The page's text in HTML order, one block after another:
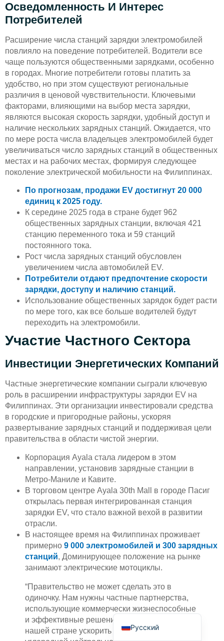
Осведомленность И Интерес
Потребителей
Расширение числа станций зарядки электромобилей
повлияло на поведение потребителей. Водители все
чаще пользуются общественными зарядками, особенно
в городах. Многие потребители готовы платить за
удобство, но при этом существуют региональные
различия в ценовой чувствительности. Ключевыми
факторами, влияющими на выбор места зарядки,
являются высокая скорость зарядки, удобный доступ и
наличие нескольких зарядных станций. Ожидается, что
по мере роста числа владельцев электромобилей будет
увеличиваться число зарядных станций в общественных
местах и на рабочих местах, формируя следующее
поколение электрической мобильности на Филиппинах.
По прогнозам, продажи EV достигнут 20 000
единиц к 2025 году.
К середине 2025 года в стране будет 962
общественных зарядных станции, включая 421
станцию переменного тока и 59 станций
постоянного тока.
Рост числа зарядных станций обусловлен
увеличением числа автомобилей EV.
Потребители отдают предпочтение скорости
зарядки, доступу и наличию станций.
Использование общественных зарядок будет расти
по мере того, как все больше водителей будут
переходить на электромобили.
Участие Частного Сектора
Инвестиции Энергетических Компаний
Частные энергетические компании сыграли ключевую
роль в расширении инфраструктуры зарядки EV на
Филиппинах. Эти организации инвестировали средства
в городские и пригородные районы, ускоряя
развертывание зарядных станций и поддерживая цели
правительства в области чистой энергии.
Корпорация Ayala стала лидером в этом
направлении, установив зарядные станции в
Метро-Маниле и Кавите.
В торговом центре Ayala 30th Mall в городе Пасиг
открылась первая интегрированная станция
зарядки EV, что стало важной вехой в развитии
отрасли.
В настоящее время на Филиппинах проживает
примерно 9 000 электромобилей и 300 зарядных
станций, Доминирующее положение на рынке
занимают электрические мотоциклы.
“Правительство не может сделать это в
одиночку. Нам нужны частные партнерства,
использующие коммерчески жизнеспособные
и эффективные решения, которые позволят
нашей стране ускорить и продвинуться к
Русский
English
Español
Français
العربية
Bahasa Indonesia
Deutsch